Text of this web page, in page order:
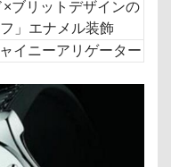
ブリットデザインの
」エナメル装飾
イニーアリゲーター